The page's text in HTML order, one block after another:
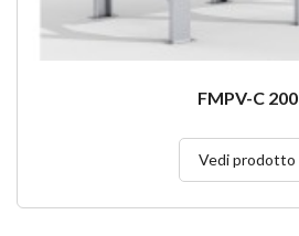
FMPV-C 200
Vedi prodotto